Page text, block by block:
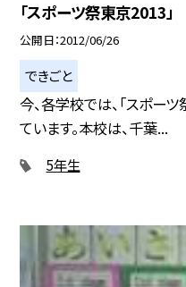
「スポーツ祭東京2013」
公開日 2012/06/26
できごと
今、各学校では、「スポー
ています。本校は、千葉...
5年生